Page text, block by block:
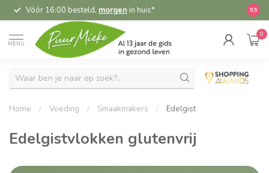
Vóór 16:00 besteld, morgen in huis* 9.5
MENU
0
Home / Voeding / Smaakmakers / Edelgist
Edelgistvlokken glutenvrij